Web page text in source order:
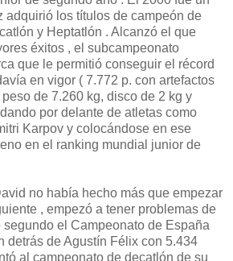
adquirió los títulos de campeón de
y Heptatlón . Alcanzó el que
éxitos , el subcampeonato
que le permitió conseguir el récord
en vigor ( 7.772 p. con artefactos
de 7.260 kg, disco de 2 kg y
por delante de atletas como
Karpov y colocándose en ese
en el ranking mundial junior de
no había hecho más que empezar
, empezó a tener problemas de
segundo el Campeonato de España
detrás de Agustín Félix con 5.434
al campeonato de decatlón de su